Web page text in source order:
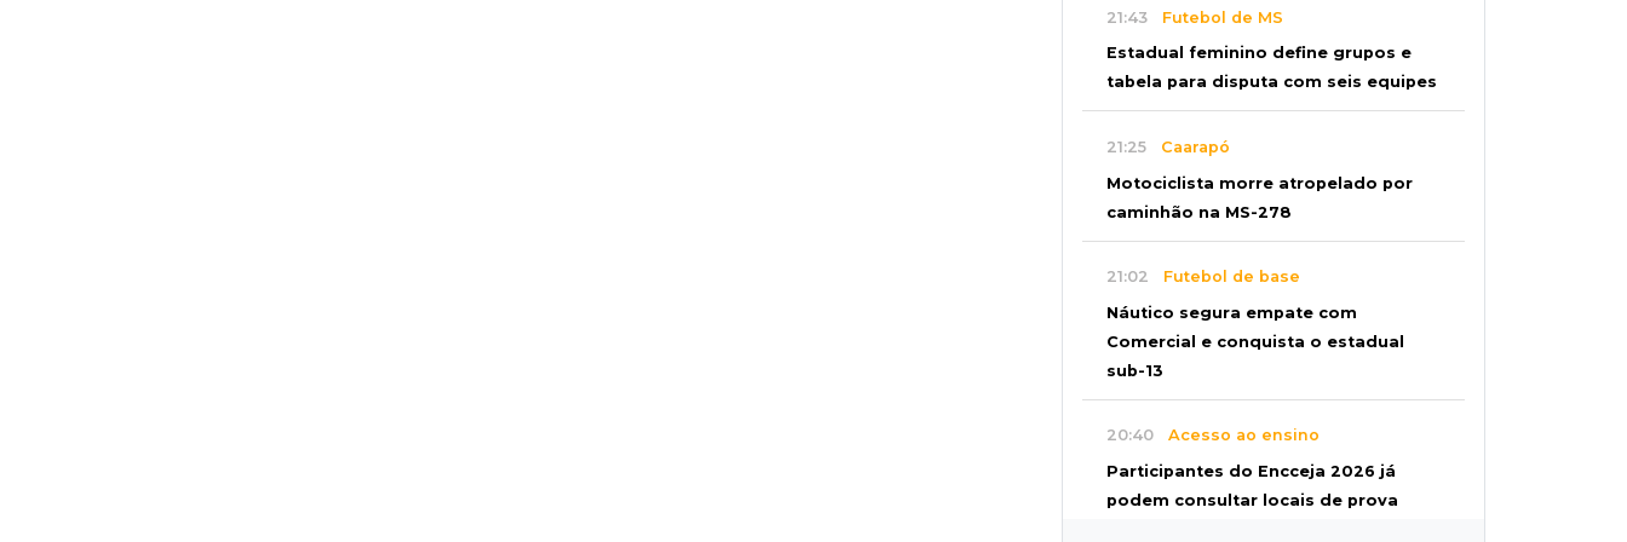
21:43 Futebol de MS
Estadual feminino define grupos e
tabela para disputa com seis equipes
21:25 Caarapó
Motociclista morre atropelado por
caminhão na MS-278
21:02 Futebol de base
Náutico segura empate com
Comercial e conquista o estadual
sub-13
20:40 Acesso ao ensino
Participantes do Encceja 2026 já
podem consultar locais de prova